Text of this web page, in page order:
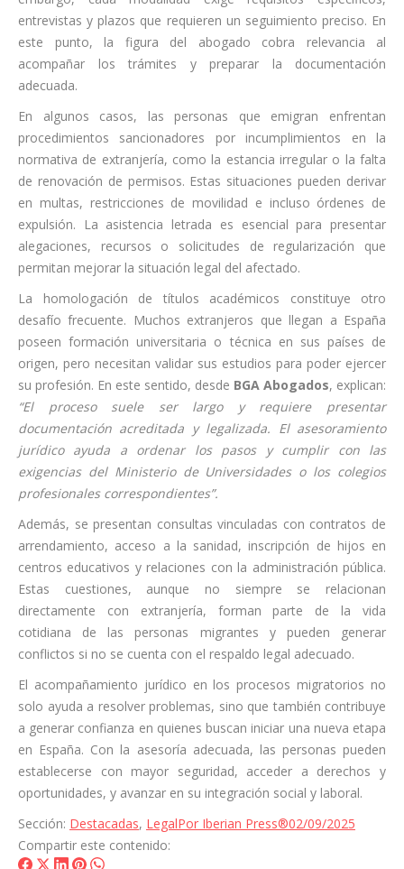
entrevistas y plazos que requieren un seguimiento preciso. En
este punto, la figura del abogado cobra relevancia al
acompañar los trámites y preparar la documentación
adecuada.
En algunos casos, las personas que emigran enfrentan
procedimientos sancionadores por incumplimientos en la
normativa de extranjería, como la estancia irregular o la falta
de renovación de permisos. Estas situaciones pueden derivar
en multas, restricciones de movilidad e incluso órdenes de
expulsión. La asistencia letrada es esencial para presentar
alegaciones, recursos o solicitudes de regularización que
permitan mejorar la situación legal del afectado.
La homologación de títulos académicos constituye otro
desafío frecuente. Muchos extranjeros que llegan a España
poseen formación universitaria o técnica en sus países de
origen, pero necesitan validar sus estudios para poder ejercer
su profesión. En este sentido, desde BGA Abogados, explican:
“El proceso suele ser largo y requiere presentar
documentación acreditada y legalizada. El asesoramiento
jurídico ayuda a ordenar los pasos y cumplir con las
exigencias del Ministerio de Universidades o los colegios
profesionales correspondientes”.
Además, se presentan consultas vinculadas con contratos de
arrendamiento, acceso a la sanidad, inscripción de hijos en
centros educativos y relaciones con la administración pública.
Estas cuestiones, aunque no siempre se relacionan
directamente con extranjería, forman parte de la vida
cotidiana de las personas migrantes y pueden generar
conflictos si no se cuenta con el respaldo legal adecuado.
El acompañamiento jurídico en los procesos migratorios no
solo ayuda a resolver problemas, sino que también contribuye
a generar confianza en quienes buscan iniciar una nueva etapa
en España. Con la asesoría adecuada, las personas pueden
establecerse con mayor seguridad, acceder a derechos y
oportunidades, y avanzar en su integración social y laboral.
Sección: Destacadas, LegalPor Iberian Press®02/09/2025
Compartir este contenido: